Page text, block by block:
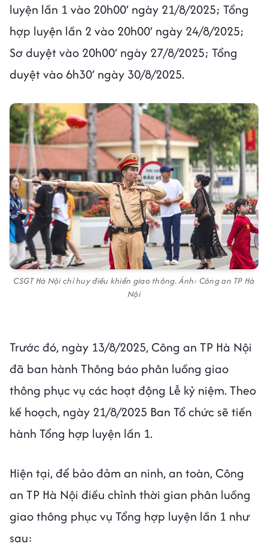
luyện lần 1 vào 20h00’ ngày 21/8/2025; Tổng
hợp luyện lần 2 vào 20h00’ ngày 24/8/2025;
Sơ duyệt vào 20h00’ ngày 27/8/2025; Tổng
duyệt vào 6h30’ ngày 30/8/2025.
CSGT Hà Nội chỉ huy điều khiển giao thông. Ảnh: Công an TP Hà
Nội
Trước đó, ngày 13/8/2025, Công an TP Hà Nội
đã ban hành Thông báo phân luồng giao
thông phục vụ các hoạt động Lễ kỷ niệm. Theo
kế hoạch, ngày 21/8/2025 Ban Tổ chức sẽ tiến
hành Tổng hợp luyện lần 1.
Hiện tại, để bảo đảm an ninh, an toàn, Công
an TP Hà Nội điều chỉnh thời gian phân luồng
giao thông phục vụ Tổng hợp luyện lần 1 như
sau: